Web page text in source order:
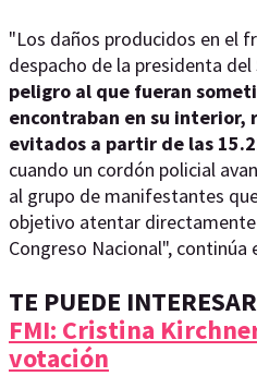
"Los daños producidos en el
despacho de la presidenta
peligro al que fueran
encontraban en su interior,
evitados a partir de las
cuando un cordón policial
al grupo de manifestantes
objetivo atentar
Congreso Nacional", continúa
TE PUEDE
FMI: Cristina
votación